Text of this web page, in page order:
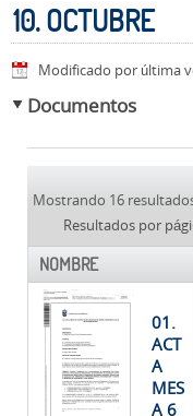
10. OCTUBRE
Modificado por última
Documentos
Mostrando 16
Resultados por
NOMBRE
01.
ACT
A
MES
A 6